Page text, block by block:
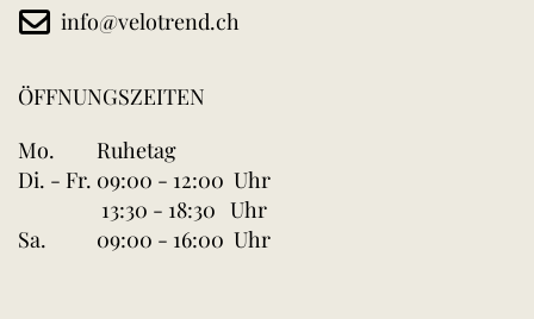
info@velotrend.ch
ÖFFNUNGSZEITEN
Mo.
Ruhetag
Di. - Fr. 09:00 - 12:00 Uhr
13:30 - 18:30 Uhr
Sa.
09:00 - 16:00 Uhr